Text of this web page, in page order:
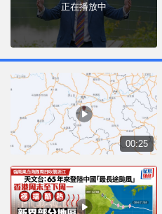
正在播放中
00:25